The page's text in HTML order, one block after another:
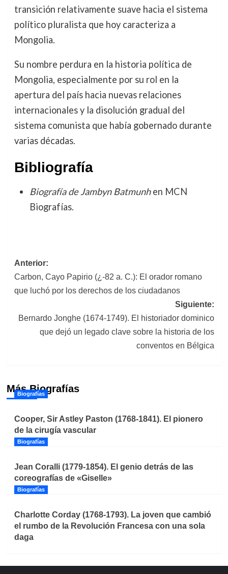
transición relativamente suave hacia el sistema
político pluralista que hoy caracteriza a
Mongolia.
Su nombre perdura en la historia política de
Mongolia, especialmente por su rol en la
apertura del país hacia nuevas relaciones
internacionales y la disolución gradual del
sistema comunista que había gobernado durante
varias décadas.
Bibliografía
Biografía de Jambyn Batmunhen MCN
Biografías.
Navegación
de
entradas
Anterior:
Carbon, Cayo Papirio (¿-82 a. C.): El orador romano
que luchó por los derechos de los ciudadanos
Siguiente:
Bernardo Jonghe (1674-1749). El historiador dominico
que dejó un legado clave sobre la historia de los
conventos en Bélgica
Más Biografías
Biografías
Cooper, Sir Astley Paston (1768-1841). El pionero
de la cirugía vascular
Biografías
Jean Coralli (1779-1854). El genio detrás de las
coreografías de «Giselle»
Biografías
Charlotte Corday (1768-1793). La joven que cambió
el rumbo de la Revolución Francesa con una sola
daga